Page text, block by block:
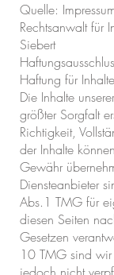
Quelle:
Rechtsanwalt für
Siebert
Haftung für Inhalte
Die Inhalte
größter Sorgfalt
Richtigkeit,
der Inhalte
Gewähr
Diensteanbieter
Abs.1 TMG für
diesen Seiten
Gesetzen
10 TMG sind wir